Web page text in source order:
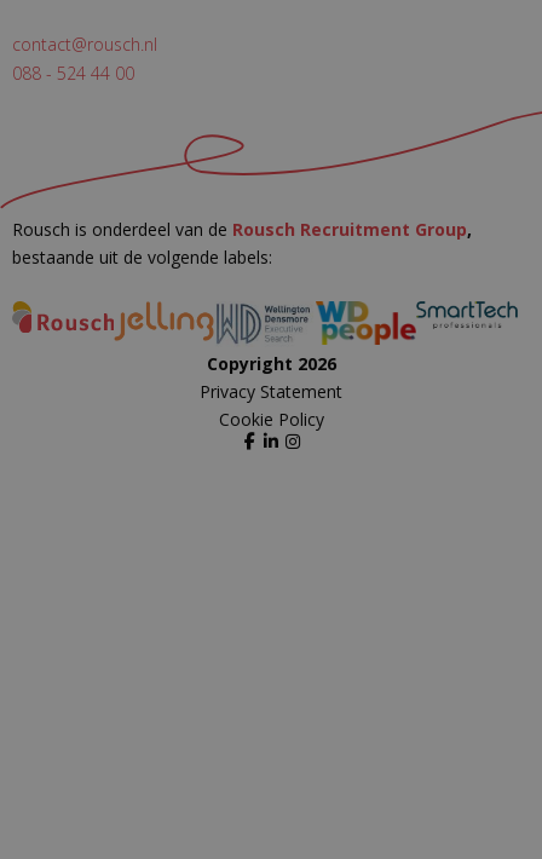
contact@rousch.nl
088 - 524 44 00
Rousch is onderdeel van de Rousch Recruitment Group,
bestaande uit de volgende labels:
Copyright 2026
Privacy Statement
Cookie Policy